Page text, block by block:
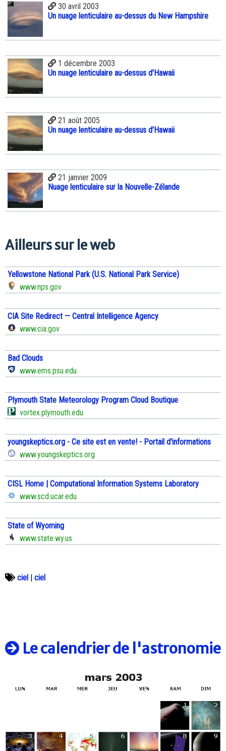
30 avril 2003
Un nuage lenticulaire au-dessus du New Hampshire
1 décembre 2003
Un nuage lenticulaire au-dessus d'Hawaii
21 août 2005
Un nuage lenticulaire au-dessus d'Hawaii
21 janvier 2009
Nuage lenticulaire sur la Nouvelle-Zélande
Ailleurs sur le web
Yellowstone National Park (U.S. National Park Service)
www.nps.gov
CIA Site Redirect — Central Intelligence Agency
www.cia.gov
Bad Clouds
www.ems.psu.edu
Plymouth State Meteorology Program Cloud Boutique
vortex.plymouth.edu
youngskeptics.org - Ce site est en vente! - Portail d'informations
www.youngskeptics.org
CISL Home | Computational Information Systems Laboratory
www.scd.ucar.edu
State of Wyoming
www.state.wy.us
ciel | ciel
Le calendrier de l'astronomie